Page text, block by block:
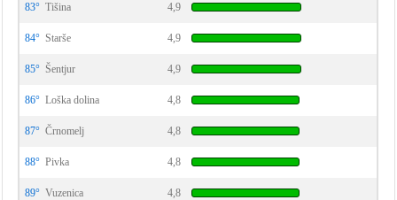
83° Tišina 4,9
84° Starše 4,9
85° Šentjur 4,9
86° Loška dolina 4,8
87° Črnomelj 4,8
88° Pivka 4,8
89° Vuzenica 4,8